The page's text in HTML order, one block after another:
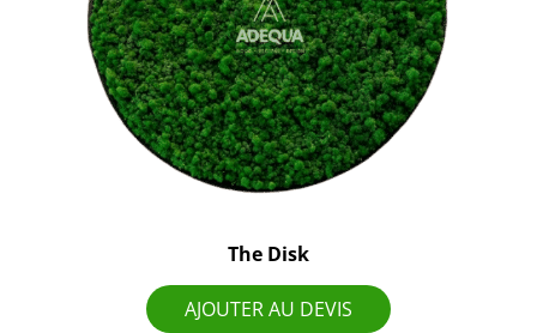
The Disk
AJOUTER AU DEVIS